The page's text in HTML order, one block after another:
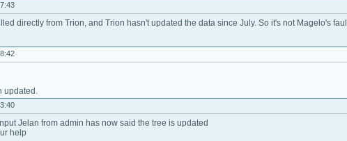
directly from Trion, and Trion hasn't updated the data since July. So it's not Magelo's
updated.
Jelan from admin has now said the tree is updated
help